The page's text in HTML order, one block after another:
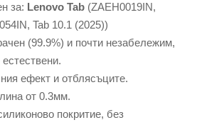
за: Lenovo Tab (ZAEH0019IN,
Tab 10.1 (2025))
(99.9%) и почти незабележим,
ефект и отблясъците.
от 0.3мм.
покритие, без